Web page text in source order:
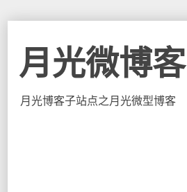
月光微博客
月光博客子站点之月光微型博客